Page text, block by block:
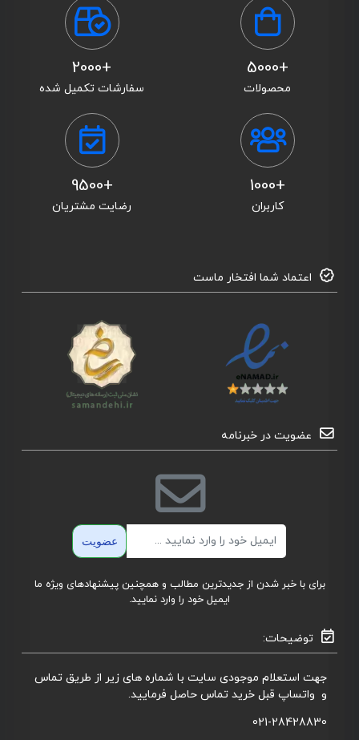
+5000
محصولات
+2000
سفارشات تکمیل شده
+1000
کاربران
+9500
رضایت مشتریان
اعتماد شما افتخار ماست
عضویت در خبرنامه
عضویت
برای با خبر شدن از جدیدترین مطالب و همچنین پیشنهادهای ویژه ما
ایمیل خود را وارد نمایید.
توضیحات:
جهت استعلام موجودی سایت با شماره های زیر از طریق تماس
و واتساپ قبل خرید تماس حاصل فرمایید.
021-28428830